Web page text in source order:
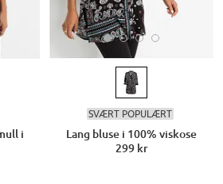
i
SVÆRT POPULÆRT
Lang bluse i 100% viskose
299 kr